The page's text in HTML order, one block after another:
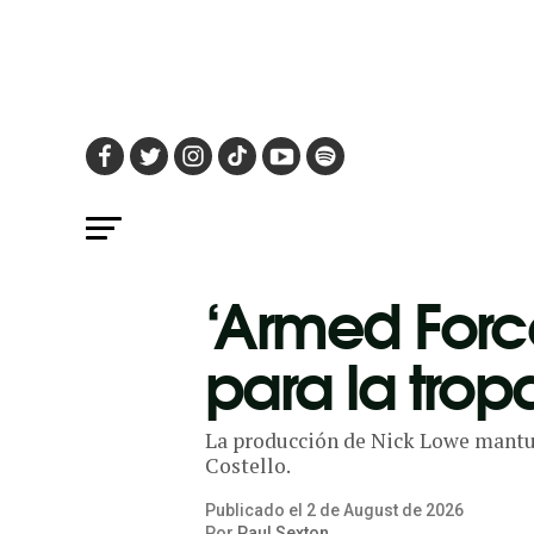
‘Armed
para la
La producción de Nick Lowe
Costello.
Publicado el 2 deAugust de 2026